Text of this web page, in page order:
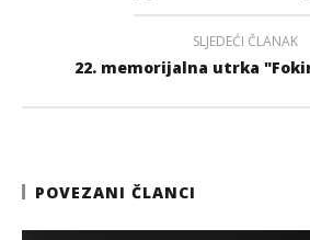
SLJEDEĆI ČLANAK
22. memorijalna utrka
POVEZANI ČLANCI